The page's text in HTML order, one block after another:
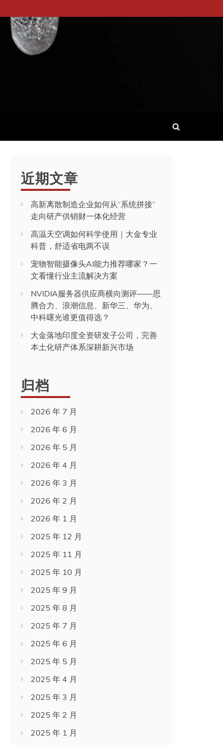
近期文章
高新离散制造企业如何从“系统拼接”
走向研产供销财一体化经营
高温天空调如何科学使用｜大金专业
科普，舒适省电两不误
宠物智能摄像头AI能力推荐哪家？一
文看懂行业主流解决方案
NVIDIA服务器供应商横向测评——思
腾合力、浪潮信息、新华三、华为、
中科曙光谁更值得选？
大金落地印度全资研发子公司，完善
本土化研产体系深耕新兴市场
归档
2026 年 7 月
2026 年 6 月
2026 年 5 月
2026 年 4 月
2026 年 3 月
2026 年 2 月
2026 年 1 月
2025 年 12 月
2025 年 11 月
2025 年 10 月
2025 年 9 月
2025 年 8 月
2025 年 7 月
2025 年 6 月
2025 年 5 月
2025 年 4 月
2025 年 3 月
2025 年 2 月
2025 年 1 月